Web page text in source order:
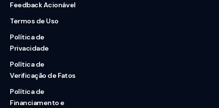
Feedback Acionável
Termos de Uso
Política de
Privacidade
Política de
Verificação de Fatos
Política de
Financiamento e